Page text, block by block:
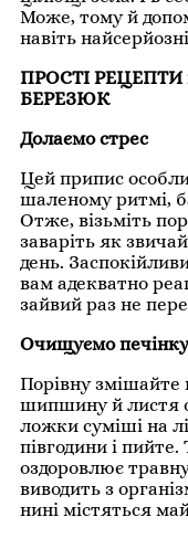
Може, тому й
навіть
ПРОСТІ РЕЦЕПТИ
БЕРЕЗЮК
Долаємо стрес
Цей припис
шаленому ритмі,
Отже, візьміть
заваріть як
день.
вам адекватно
зайвий раз не
Очищуємо печінку
Порівну змішайте
шипшину й листя
ложки суміші на
півгодини і
оздоровлює
виводить з
нині містяться